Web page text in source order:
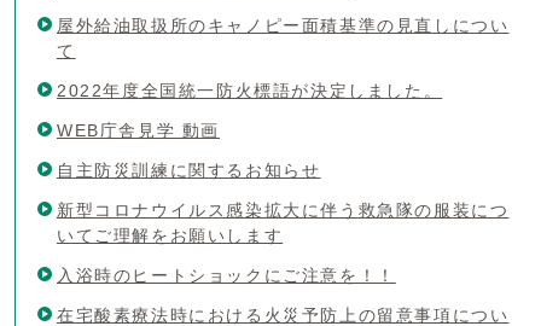
屋外給油取扱所のキャノピー面積基準の見直しについ
て
2022年度全国統一防火標語が決定しました。
WEB庁舎見学 動画
自主防災訓練に関するお知らせ
新型コロナウイルス感染拡大に伴う救急隊の服装につ
いてご理解をお願いします
入浴時のヒートショックにご注意を！！
在宅酸素療法時における火災予防上の留意事項につい